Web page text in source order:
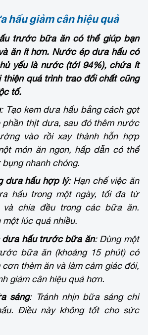
hấu giảm cân hiệu quả
trước bữa ăn có thể giúp bạn
ăn ít hơn. Nước ép dưa hấu có
yếu là nước (tới 94%), chứa ít
thiện quá trình trao đổi chất cũng
tố.
: Tạo kem dưa hấu bằng cách gọt
phần thịt dưa, sau đó thêm nước
vào rồi xay thành hỗn hợp
món ăn ngon, hấp dẫn có thể
nhanh chóng.
dưa hấu hợp lý: Hạn chế việc ăn
hấu trong một ngày, tối đa từ
chia đều trong các bữa ăn.
một lúc quá nhiều.
dưa hấu trước bữa ăn: Dùng một
bữa ăn (khoảng 15 phút) có
cơn thèm ăn và làm cảm giác đói,
giảm cân hiệu quả hơn.
sáng: Tránh nhịn bữa sáng chỉ
Điều này không tốt cho sức